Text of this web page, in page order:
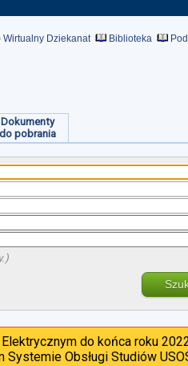
Wirtualny Dziekanat Biblioteka
Dokumenty
do pobrania
do końca roku
Obsługi Studiów